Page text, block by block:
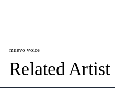
muevo voice
Related Artist